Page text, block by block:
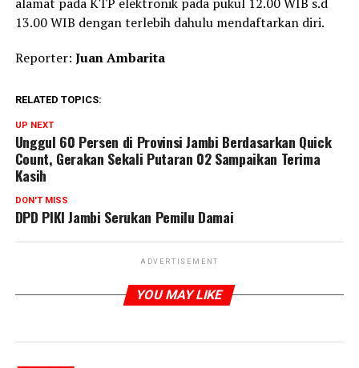
alamat pada KTP elektronik pada pukul 12.00 WIB s.d
13.00 WIB dengan terlebih dahulu mendaftarkan diri.
Reporter: Juan Ambarita
RELATED TOPICS:
UP NEXT
Unggul 60 Persen di Provinsi Jambi Berdasarkan Quick
Count, Gerakan Sekali Putaran 02 Sampaikan Terima
Kasih
DON'T MISS
DPD PIKI Jambi Serukan Pemilu Damai
ADVERTISEMENT
YOU MAY LIKE